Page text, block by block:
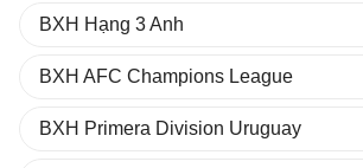
BXH Hạng 3 Anh
BXH AFC Champions League
BXH Primera Division Uruguay